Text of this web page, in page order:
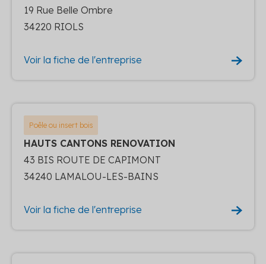
19 Rue Belle Ombre
34220 RIOLS
Voir la fiche de l'entreprise
Poêle ou insert bois
HAUTS CANTONS RENOVATION
43 BIS ROUTE DE CAPIMONT
34240 LAMALOU-LES-BAINS
Voir la fiche de l'entreprise